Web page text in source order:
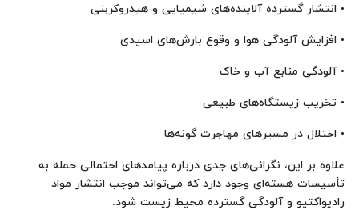
• انتشار گسترده آلاینده‌های شیمیایی و هیدروکربنی
• افزایش آلودگی هوا و وقوع بارش‌های اسیدی
• آلودگی منابع آب و خاک
• تخریب زیستگاه‌های طبیعی
• اختلال در مسیرهای مهاجرت گونه‌ها
علاوه بر این، نگرانی‌های جدی درباره پیامدهای احتمالی حمله به
تأسیسات هسته‌ای وجود دارد که می‌تواند موجب انتشار مواد
رادیواکتیو و آلودگی گسترده محیط زیست شود.